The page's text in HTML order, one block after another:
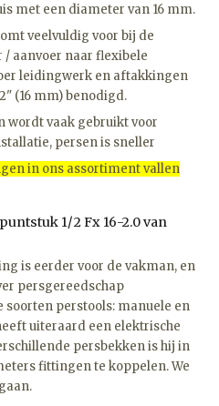
met een diameter van 16 mm.
veelvuldig voor bij de
aanvoer naar flexibele
leidingwerk en aftakkingen
(16 mm) benodigd.
wordt vaak gebruikt voor
persen is sneller
in ons assortiment vallen
1/2 Fx 16-2.0 van
is eerder voor de vakman, en
persgereedschap
soorten perstools: manuele en
uiteraard een elektrische
persbekken is hij in
fittingen te koppelen. We